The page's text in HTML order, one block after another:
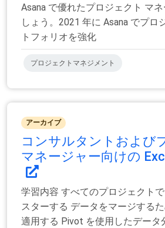
Asana で優れたプロジェクト マ
しょう。2021 年に Asana でプロ
トフォリオを強化
プロジェクトマネジメント
アーカイブ
コンサルタントおよび
マネージャー向けの
学習内容 すべてのプロジェクト
スターする データをマージする
適用する Pivot を使用したデータ